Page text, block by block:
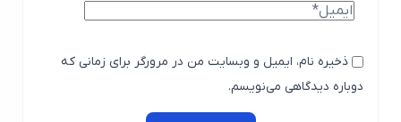
ذخیره نام، ایمیل و وبسایت من در مرورگر برای زمانی که
دوباره دیدگاهی می‌نویسم.